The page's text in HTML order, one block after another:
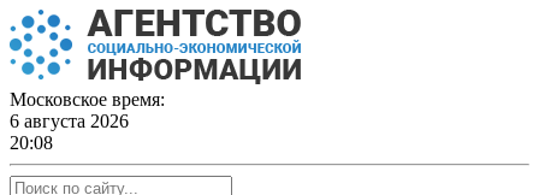
Skip
to
content
Московское время:
6 августа 2026
20:08